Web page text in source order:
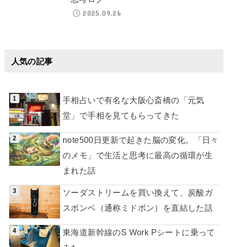
2025.09.26
人気の記事
手相占いで有名な大阪心斎橋の「元気
堂」で手相を見てもらってきた
note500日更新で起きた脳の変化。「日々
のメモ」で生活と思考に最高の循環が生
まれた話
ソーダストリームを買い換えて、炭酸ガ
スボンベ（通称ミドボン）を直結した話
東海道新幹線のS Work Pシートに乗って